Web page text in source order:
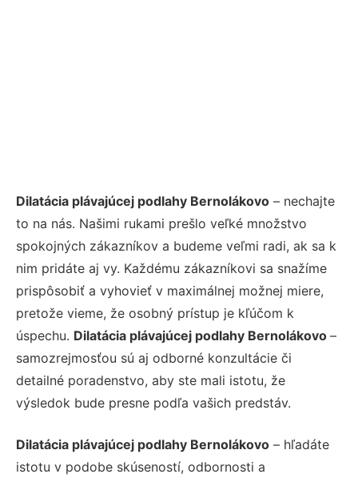
Dilatácia plávajúcej podlahy Bernolákovo – nechajte
to na nás. Našimi rukami prešlo veľké množstvo
spokojných zákazníkov a budeme veľmi radi, ak sa k
nim pridáte aj vy. Každému zákazníkovi sa snažíme
prispôsobiť a vyhovieť v maximálnej možnej miere,
pretože vieme, že osobný prístup je kľúčom k
úspechu. Dilatácia plávajúcej podlahy Bernolákovo –
samozrejmosťou sú aj odborné konzultácie či
detailné poradenstvo, aby ste mali istotu, že
výsledok bude presne podľa vašich predstáv.
Dilatácia plávajúcej podlahy Bernolákovo – hľadáte
istotu v podobe skúseností, odbornosti a